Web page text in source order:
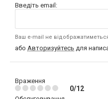
Введіть email:
Ваш e-mail не
або Авторизуйтесь для
Враження
0/12